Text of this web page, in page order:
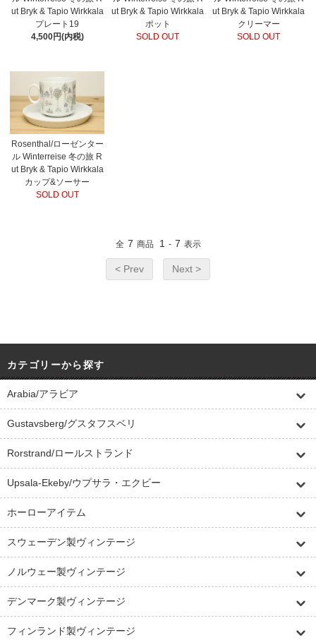
ut Bryk & Tapio Wirkkala
プレート19
4,500円(内税)
ut Bryk & Tapio Wirkkala
ポット
SOLD OUT
ut Bryk & Tapio Wirkkala
クリーマー
SOLD OUT
Rosenthal/ローゼンター
ル Winterreise 冬の旅 R
ut Bryk & Tapio Wirkkala
カップ&ソーサー
SOLD OUT
全 7 商品 1 - 7 表示
< Prev Next >
カテゴリーから探す
Arabia/アラビア
Gustavsberg/グスタフスベリ
Rorstrand/ロールストランド
Upsala-Ekeby/ウプサラ・エクビー
ホーローアイテム
スウェーデン製ヴィンテージ
ノルウェー製ヴィンテージ
デンマーク製ヴィンテージ
フィンランド製ヴィンテージ